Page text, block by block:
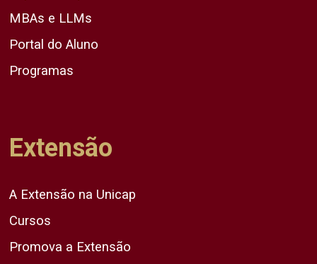
MBAs e LLMs
Portal do Aluno
Programas
Extensão
A Extensão na Unicap
Cursos
Promova a Extensão